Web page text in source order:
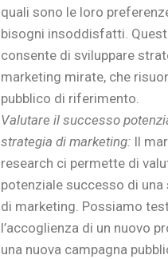
quali sono le loro
bisogni insoddisfatti.
consente di sviluppare
marketing mirate, che
pubblico di riferimento.
Valutare il successo
strategia di marketing: Il
research ci permette di
potenziale successo di
di marketing. Possiamo
l’accoglienza di un nuovo
una nuova campagna